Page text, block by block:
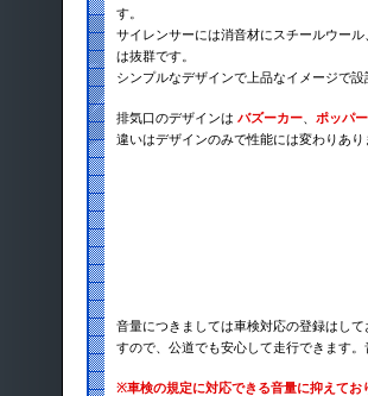
す。
サイレンサーには消音材にスチールウー
は抜群です。
シンプルなデザインで上品なイメージで
排気口のデザインは バズーカー
ポッパー
違いはデザインのみで性能には変わりあ
音量につきましては車検対応の登録はし
すので、公道でも安心して走行できます
※車検の規定に対応できる音量に抑えて